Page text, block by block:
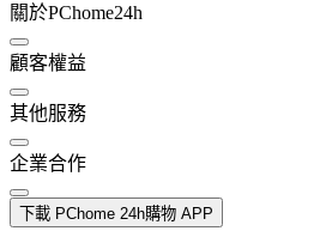
關於PChome24h
顧客權益
其他服務
企業合作
下載 PChome 24h購物 APP